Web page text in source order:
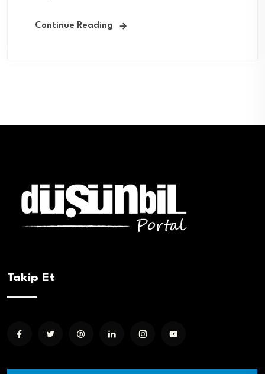
Continue Reading
Takip Et